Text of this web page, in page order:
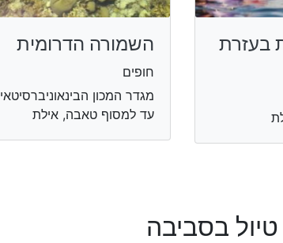
בעזרת
השמורה הדרומית
חופים
מגדר המכון הבינאוניברסיטאי
עד למסוף טאבה, אילת
בסביבה